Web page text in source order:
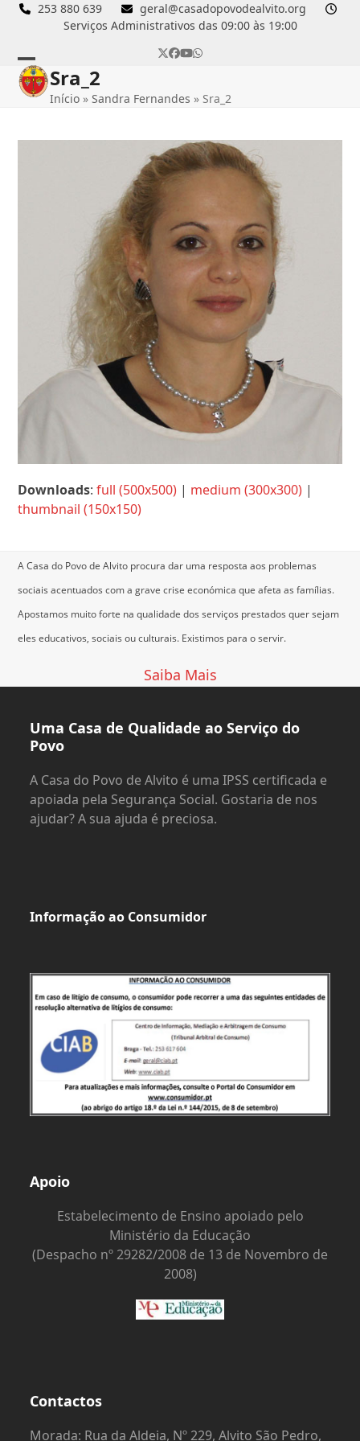
Skip
253 880 639
geral@casadopovodealvito.org
Serviços Administrativos das 09:00 às 19:00
Twitter
Facebook
YouTube
Whatsapp
Open
mobile
Close
mobile
Sra_2
Início »Sandra Fernandes » Sra_2
Downloads:full (500x500) | medium (300x300) |
thumbnail (150x150)
A Casa do Povo de Alvito procura dar uma resposta aos problemas
sociais acentuados com a grave crise económica que afeta as famílias.
Apostamos muito forte na qualidade dos serviços prestados quer sejam
eles educativos, sociais ou culturais. Existimos para o servir.
Saiba Mais
Uma Casa de Qualidade ao Serviço do
Povo
A Casa do Povo de Alvito é uma IPSS certificada e
apoiada pela Segurança Social. Gostaria de nos
ajudar? A sua ajuda é preciosa.
Informação ao Consumidor
Apoio
Estabelecimento de Ensino apoiado pelo
Ministério da Educação
(Despacho nº 29282/2008 de 13 de Novembro de
2008)
Contactos
Morada: Rua da Aldeia, Nº 229, Alvito São Pedro,